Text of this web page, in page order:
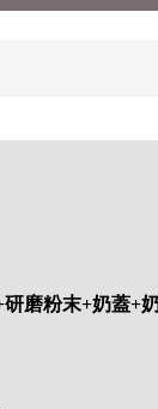
磨粉末+奶蓋+